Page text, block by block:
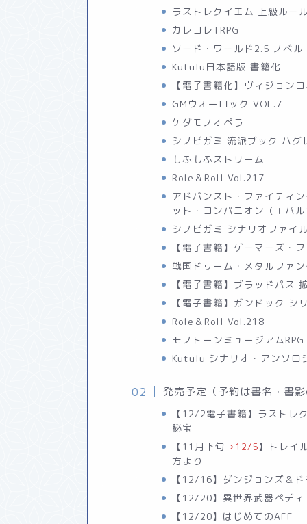
ラストレクイエム 上級ルー
カレコレTRPG
ソード・ワールド2.5 ノベ
Kutulu日本語版 書籍化
【電子書籍化】ヴィジョン
GMウォーロック VOL.7
ケダモノオペラ
シノビガミ 流派ブック ハグ
もふもふストリーム
Role＆Roll Vol.217
アドバンスト・ファイティ
ット・コンパニオン（＋バ
シノビガミ シナリオファイ
【電子書籍】ゲーマーズ・
戦国ドゥーム・メタルファ
【電子書籍】ブラッドパス
【電子書籍】ガンドック シ
Role＆Roll Vol.218
モノトーンミュージアム
Kutulu シナリオ・アンソロ
発売予定（予約は書名・書
【12/2電子書籍】ラストレ
秘宝
【11月下旬 →12/5】トレイ
方より
【12/16】ダンジョンズ＆
【12/20】異世界武器ペデ
【12/20】はじめてのAFF